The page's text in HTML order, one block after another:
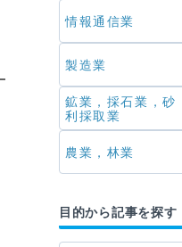
情報通信業
製造業
鉱業，採石業，砂
利採取業
農業，林業
目的から記事を探す